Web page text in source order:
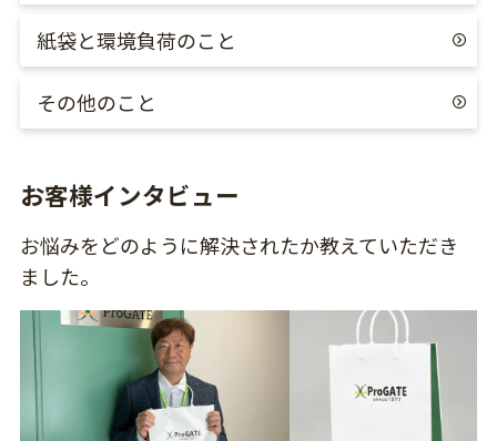
紙袋と環境負荷のこと
その他のこと
お客様インタビュー
お悩みをどのように解決されたか教えていただき
ました。